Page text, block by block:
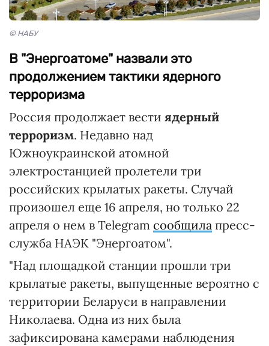
© НАБУ
В "Энергоатоме" назвали это
продолжением тактики ядерного
терроризма
Россия продолжает вести ядерный
терроризм. Недавно над
Южноукраинской атомной
электростанцией пролетели три
российских крылатых ракеты. Случай
произошел еще 16 апреля, но только 22
апреля о нем в Telegram сообщила пресс-
служба НАЭК "Энергоатом".
"Над площадкой станции прошли три
крылатые ракеты, выпущенные вероятно с
территории Беларуси в направлении
Николаева. Одна из них была
зафиксирована камерами наблюдения